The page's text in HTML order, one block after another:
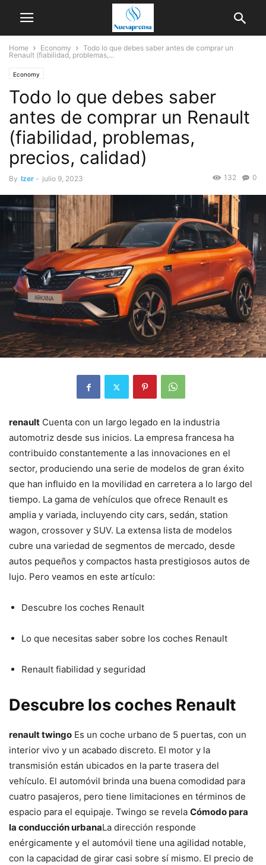
Home Economy
Todo lo que debes saber antes de comprar un
Renault (fiabilidad, problemas,...
Economy
Todo lo que debes saber
antes de comprar un Renault
(fiabilidad, problemas,
precios, calidad)
By Izer - julio 9, 2023 0
132
renault Cuenta con un largo legado en la industria
automotriz desde sus inicios. La empresa francesa ha
contribuido constantemente a las innovaciones en el
sector, produciendo una serie de modelos de gran éxito
que han influido en la movilidad en carretera a lo largo del
tiempo. La gama de vehículos que ofrece Renault es
amplia y variada, incluyendo city cars, sedán, station
wagon, crossover y SUV. La extensa lista de modelos
cubre una variedad de segmentos de mercado, desde
autos pequeños y compactos hasta prestigiosos autos de
lujo. Pero veamos en este artículo:
Descubre los coches Renault
Lo que necesitas saber sobre los coches Renault
Renault fiabilidad y seguridad
Descubre los coches Renault
renault twingo Es un coche urbano de 5 puertas, con un
interior vivo y un acabado discreto. El motor y la
transmisión están ubicados en la parte trasera del
vehículo. El automóvil brinda una buena comodidad para
cuatro pasajeros, pero tiene limitaciones en términos de
espacio para el equipaje. Twingo se revela Cómodo para
la conducción urbanaLa dirección responde
enérgicamente y el automóvil tiene una agilidad notable,
con la capacidad de girar casi sobre sí mismo. El precio de